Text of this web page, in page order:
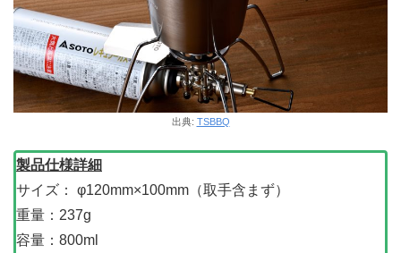
出典: TSBBQ
製品仕様詳細
サイズ： φ120mm×100mm（取手含まず）
重量：237g
容量：800ml